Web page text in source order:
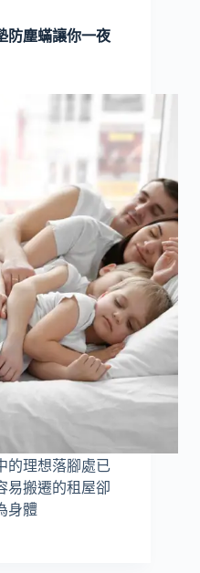
防塵蟎讓你一夜
的理想落腳處已
易搬遷的租屋卻
身體